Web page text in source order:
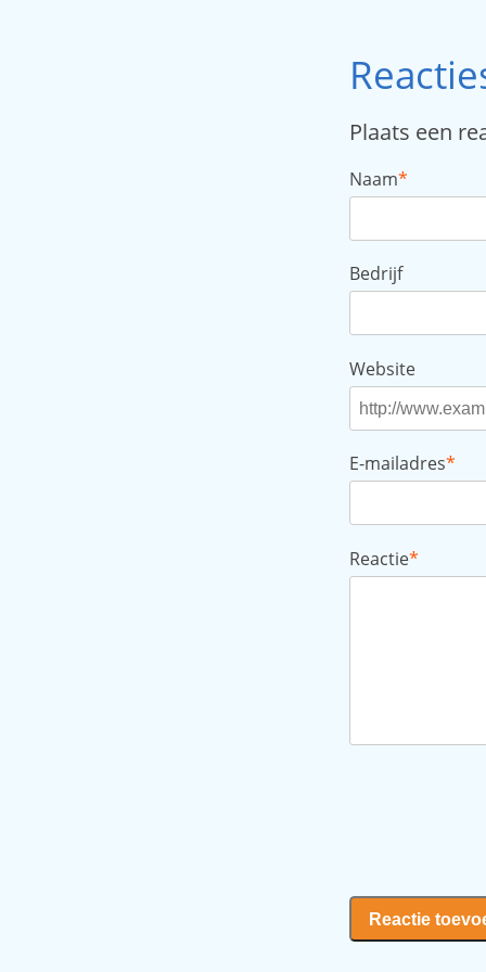
Plaats een
Naam*
Bedrijf
Website
E-mailadres*
Reactie*
Reactie